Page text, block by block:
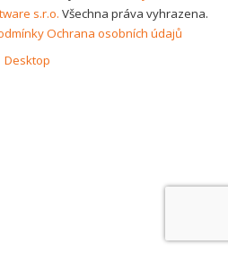
s.r.o. Všechna práva vyhrazena.
Ochrana osobních údajů
Desktop